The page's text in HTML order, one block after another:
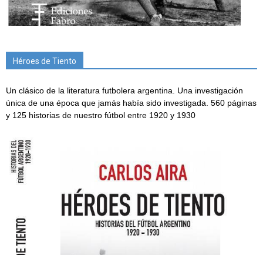
Héroes de Tiento
Un clásico de la literatura futbolera argentina. Una investigación
única de una época que jamás había sido investigada. 560 páginas
y 125 historias de nuestro fútbol entre 1920 y 1930